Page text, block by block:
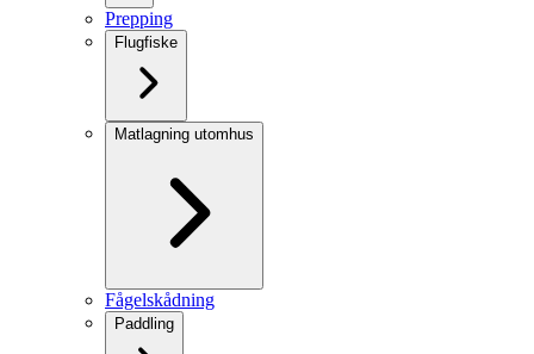
Prepping
Flugfiske
Matlagning utomhus
Fågelskådning
Paddling